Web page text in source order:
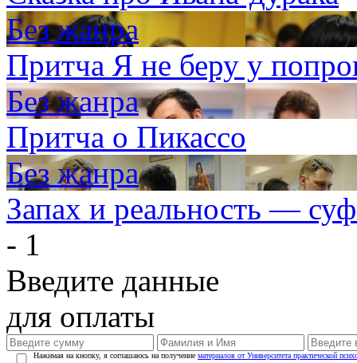
Без жанра
Притча Я не беру у
Без жанра
Притча о Пикассо
Без жанра
Запах и реальность —
- 1
Введите данные
для оплаты
Нажимая на кнопку, я соглашаюсь на получение материалов от Университета практической